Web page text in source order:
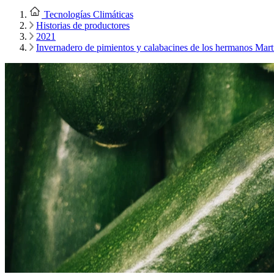
Tecnologías Climáticas
Historias de productores
2021
Invernadero de pimientos y calabacines de los hermanos